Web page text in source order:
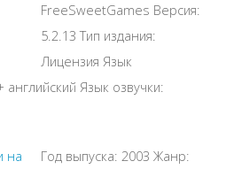
FreeSweetGames Версия:
5.2.13 Тип издания:
Лицензия Язык
Язык озвучки:
Год выпуска: 2003 Жанр: